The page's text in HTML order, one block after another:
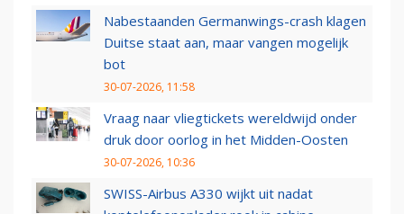
Nabestaanden Germanwings-crash klagen
Duitse staat aan, maar vangen mogelijk
bot
30-07-2026, 11:58
Vraag naar vliegtickets wereldwijd onder
druk door oorlog in het Midden-Oosten
30-07-2026, 10:36
SWISS-Airbus A330 wijkt uit nadat